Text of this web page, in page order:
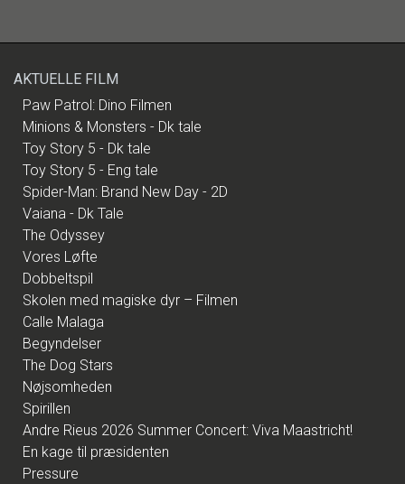
AKTUELLE FILM
Paw Patrol: Dino Filmen
Minions & Monsters - Dk tale
Toy Story 5 - Dk tale
Toy Story 5 - Eng tale
Spider-Man: Brand New Day - 2D
Vaiana - Dk Tale
The Odyssey
Vores Løfte
Dobbeltspil
Skolen med magiske dyr – Filmen
Calle Malaga
Begyndelser
The Dog Stars
Nøjsomheden
Spirillen
Andre Rieus 2026 Summer Concert: Viva Maastricht!
En kage til præsidenten
Pressure